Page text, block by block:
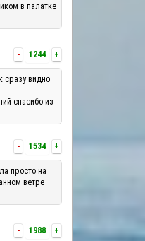
в палатке
- 1244 +
сразу видно
спасибо из
- 1534 +
просто на
ветре
- 1988 +